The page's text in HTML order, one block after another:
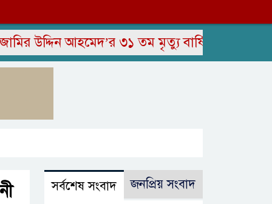
আহমেদ’র ৩১ তম মৃত্যু বার্ষিকী পালিত
সর্বশেষ সংবাদ জনপ্রিয় সংবাদ